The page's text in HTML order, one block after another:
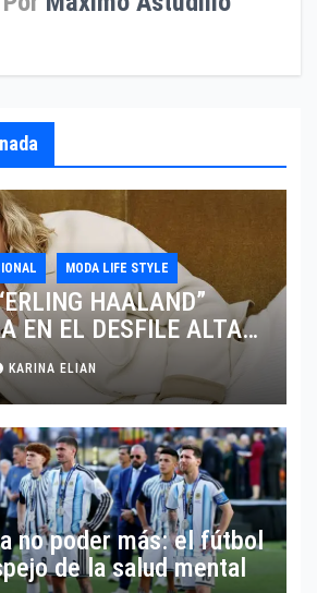
MODA LIFE STYLE
HAALAND”
EN EL DESFILE ALTA
DOLCE & GABBANA
2026
KARINA ELIAN
no poder más: el fútbol
de la salud mental